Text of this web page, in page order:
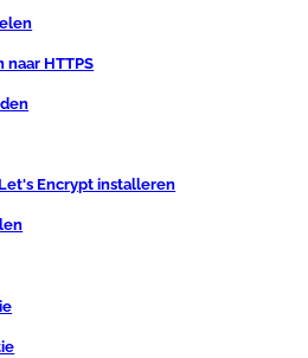
naar HTTPS
Encrypt installeren